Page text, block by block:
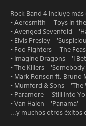
Rock Band 4 incluye
- Aerosmith – 'Toys in
- Avenged Sevenfold –
- Elvis Presley –
- Foo Fighters – 'The
- Imagine Dragons – 'I
- The Killers –
- Mark Ronson ft. Bruno
- Mumford & Sons – 'The
- Paramore – 'Still Into
- Van Halen – 'Panama'
...y muchos otros éxitos